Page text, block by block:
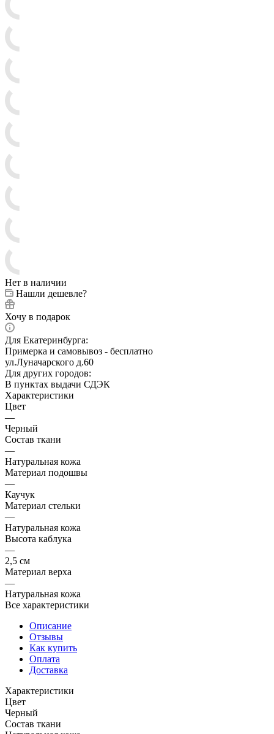
Нет в наличии
Нашли дешевле?
Хочу в подарок
Для Екатеринбурга:
Примерка и самовывоз - бесплатно
ул.Луначарского д.60
Для других городов:
В пунктах выдачи СДЭК
Характеристики
Цвет
—
Черный
Состав ткани
—
Натуральная кожа
Материал подошвы
—
Каучук
Материал стельки
—
Натуральная кожа
Высота каблука
—
2,5 см
Материал верха
—
Натуральная кожа
Все характеристики
Описание
Отзывы
Как купить
Оплата
Доставка
Характеристики
Цвет
Черный
Состав ткани